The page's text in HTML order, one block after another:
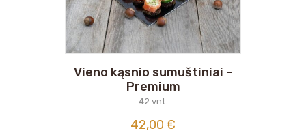
Vieno kąsnio sumuštiniai –
Premium
42 vnt.
42,00 €